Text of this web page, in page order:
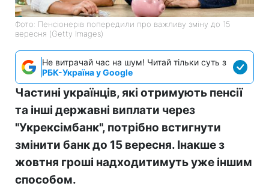
Фото: Пенсіонерів попередили про важливу зміну до 15
вересня (Getty Images)
Не витрачай час на шум! Читай тільки суть з
РБК-Україна у Google
Частині українців, які отримують пенсії
та інші державні виплати через
"Укрексімбанк", потрібно встигнути
змінити банк до 15 вересня. Інакше з
жовтня гроші надходитимуть уже іншим
способом.